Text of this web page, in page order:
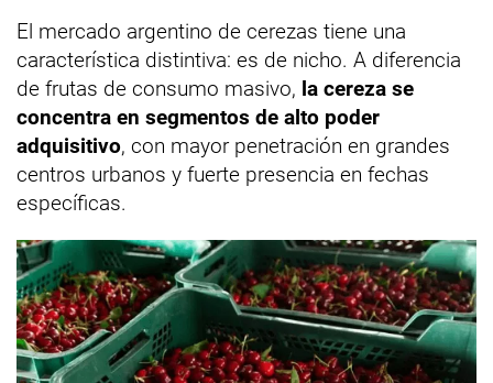
El mercado argentino de cerezas tiene una
característica distintiva: es de nicho. A diferencia
de frutas de consumo masivo, la cereza se
concentra en segmentos de alto poder
adquisitivo, con mayor penetración en grandes
centros urbanos y fuerte presencia en fechas
específicas.